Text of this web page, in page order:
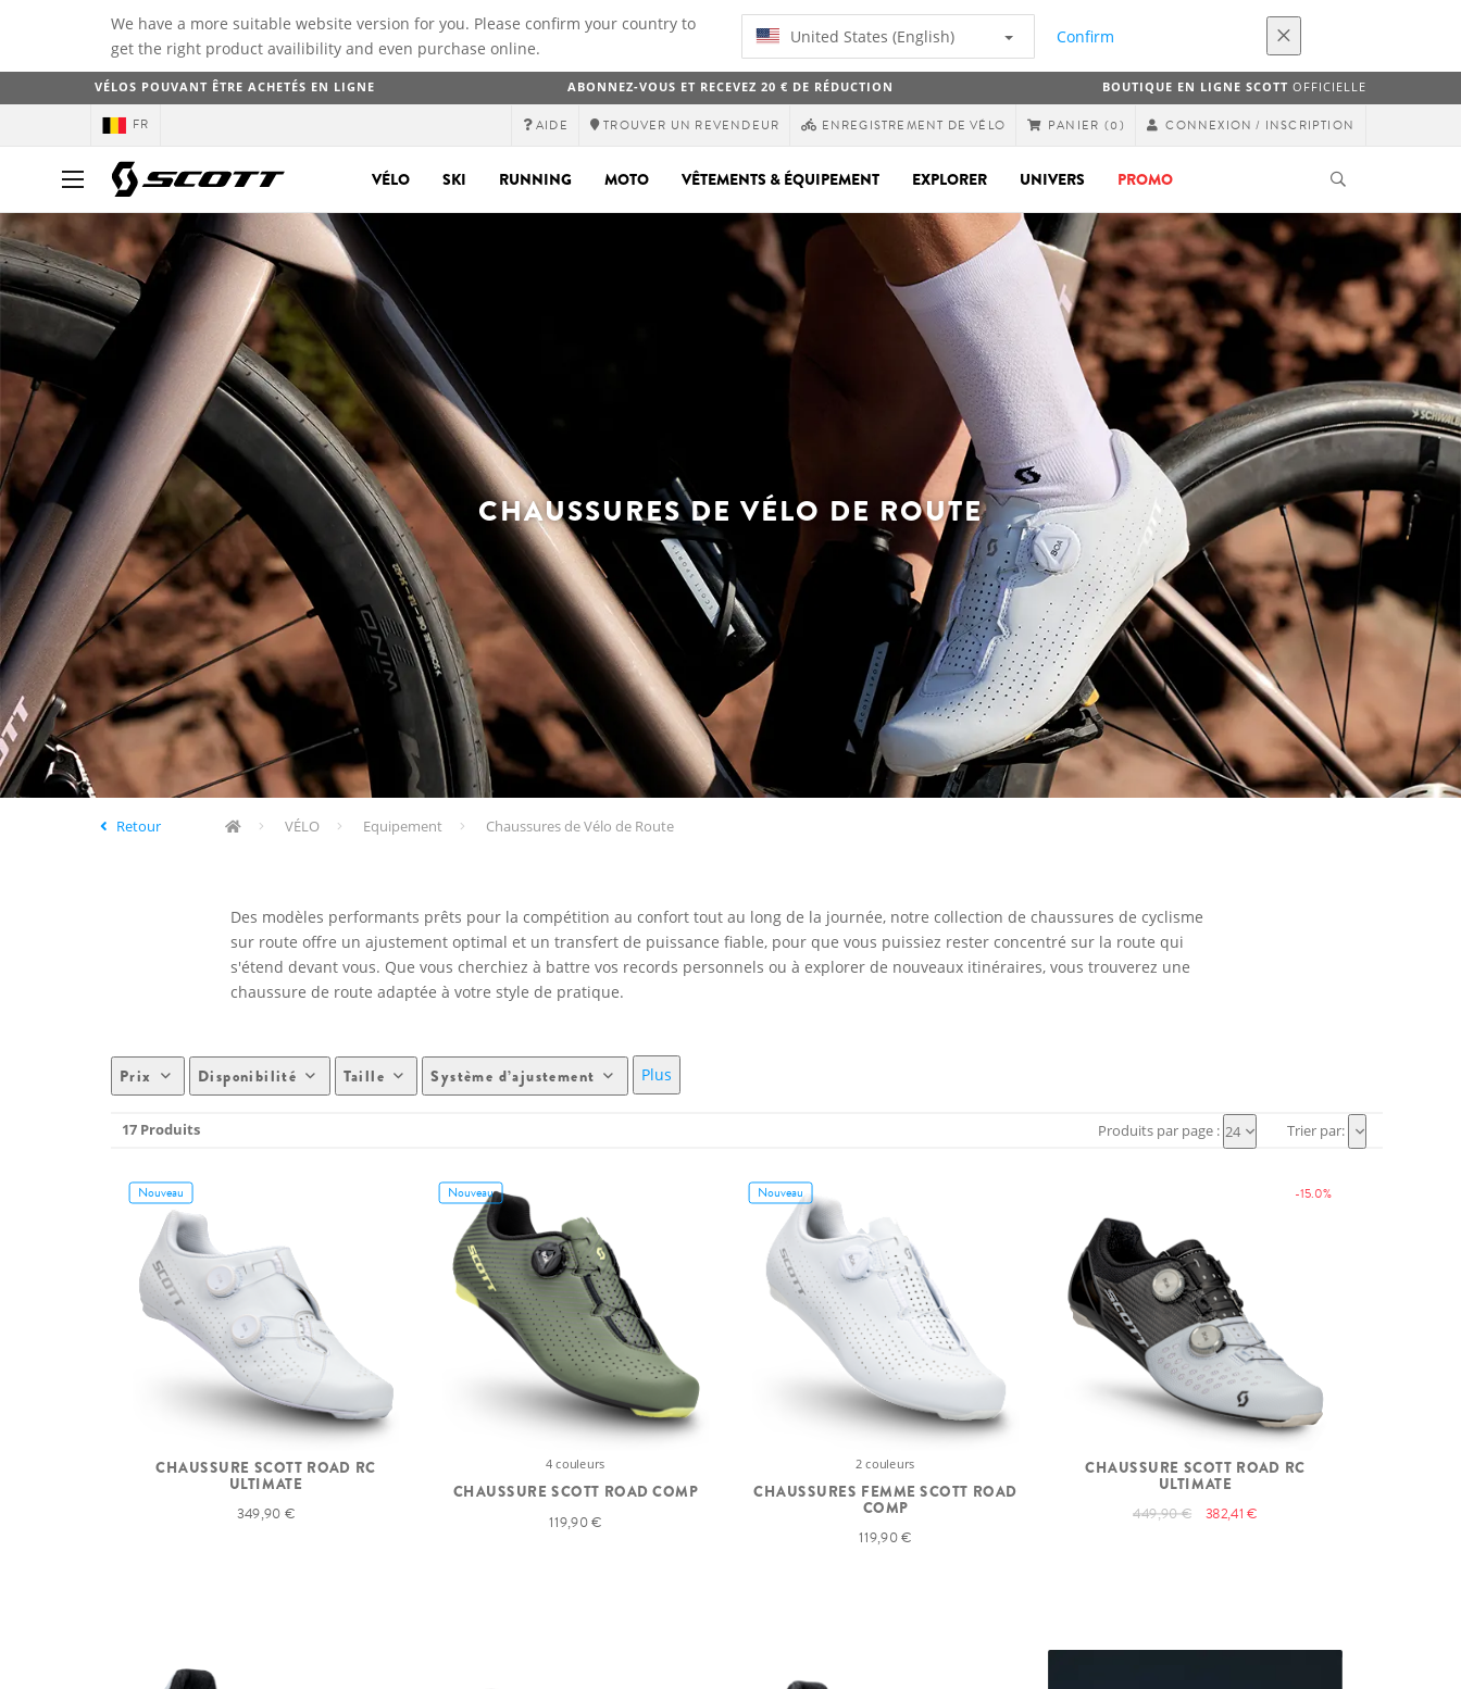
We have a more suitable website version for you. Please confirm your country to
get the right product availibility and even purchase online.
United States (English) Confirm
VÉLOS POUVANT ÊTRE ACHETÉS EN LIGNE ABONNEZ-VOUS ET RECEVEZ 20 € DE RÉDUCTION BOUTIQUE EN LIGNE SCOTTOFFICIELLE
FR AIDE TROUVER UN REVENDEUR ENREGISTREMENT DE VÉLO PANIER (0) CONNEXION / INSCRIPTION
VÉLO SKI RUNNING MOTO VÊTEMENTS & ÉQUIPEMENT EXPLORER UNIVERS PROMO
CHAUSSURES DE VÉLO DE ROUTE
Retour VÉLO Equipement Chaussures de Vélo de Route
Des modèles performants prêts pour la compétition au confort tout au long de la journée, notre collection de chaussures de cyclisme
sur route offre un ajustement optimal et un transfert de puissance fiable, pour que vous puissiez rester concentré sur la route qui
s'étend devant vous. Que vous cherchiez à battre vos records personnels ou à explorer de nouveaux itinéraires, vous trouverez une
chaussure de route adaptée à votre style de pratique.
Prix Disponibilité Taille Système d’ajustement Plus
17 Produits Produits par page : 24 Trier par:
Nouveau
CHAUSSURE SCOTT ROAD RC
ULTIMATE
349,90 €
Nouveau
4 couleurs
CHAUSSURE SCOTT ROAD COMP
119,90 €
Nouveau
2 couleurs
CHAUSSURES FEMME SCOTT ROAD
COMP
119,90 €
-15.0%
CHAUSSURE SCOTT ROAD RC
ULTIMATE
449,90 € 382,41 €